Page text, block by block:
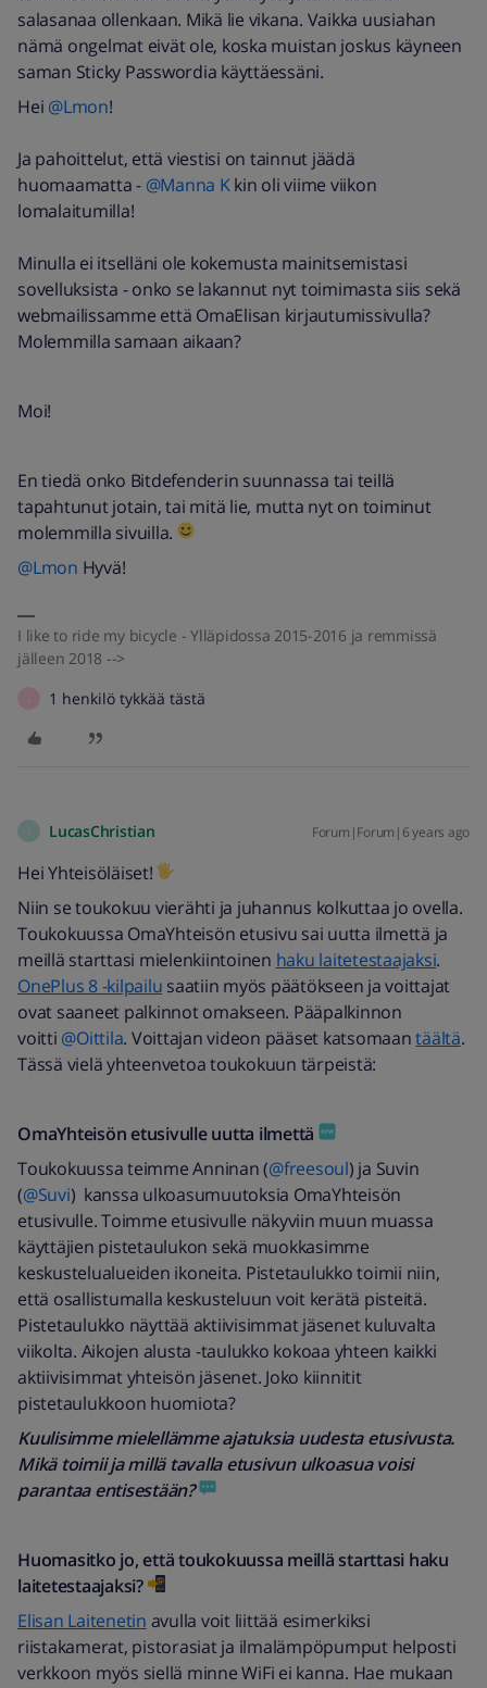
salasanaa ollenkaan. Mikä lie vikana. Vaikka uusiahan
nämä ongelmat eivät ole, koska muistan joskus käyneen
saman Sticky Passwordia käyttäessäni.
Hei @Lmon!
Ja pahoittelut, että viestisi on tainnut jäädä
huomaamatta - @Manna Kkin oli viime viikon
lomalaitumilla!
Minulla ei itselläni ole kokemusta mainitsemistasi
sovelluksista - onko se lakannut nyt toimimasta siis sekä
webmailissamme että OmaElisan kirjautumissivulla?
Molemmilla samaan aikaan?
Moi!
En tiedä onko Bitdefenderin suunnassa tai teillä
tapahtunut jotain, tai mitä lie, mutta nyt on toiminut
molemmilla sivuilla.
@Lmon Hyvä!
I like to ride my bicycle - Ylläpidossa 2015-2016 ja remmissä
jälleen 2018 -->
1 henkilö tykkää tästä
LucasChristian Forum|Forum|6 years ago
Hei Yhteisöläiset!
Niin se toukokuu vierähti ja juhannus kolkuttaa jo ovella.
Toukokuussa OmaYhteisön etusivu sai uutta ilmettä ja
meillä starttasi mielenkiintoinen haku laitetestaajaksi.
OnePlus 8 -kilpailu saatiin myös päätökseen ja voittajat
ovat saaneet palkinnot omakseen. Pääpalkinnon
voitti @Oittila. Voittajan videon pääset katsomaantäältä.
Tässä vielä yhteenvetoa toukokuun tärpeistä:
OmaYhteisön etusivulle uutta ilmettä
Toukokuussa teimme Anninan (@freesoul) ja Suvin
(@Suvi) kanssa ulkoasumuutoksia OmaYhteisön
etusivulle. Toimme etusivulle näkyviin muun muassa
käyttäjien pistetaulukon sekä muokkasimme
keskustelualueiden ikoneita. Pistetaulukko toimii niin,
että osallistumalla keskusteluun voit kerätä pisteitä.
Pistetaulukko näyttää aktiivisimmat jäsenet kuluvalta
viikolta. Aikojen alusta -taulukko kokoaa yhteen kaikki
aktiivisimmat yhteisön jäsenet. Joko kiinnitit
pistetaulukkoon huomiota?
Kuulisimme mielellämme ajatuksia uudesta etusivusta.
Mikä toimii ja millä tavalla etusivun ulkoasua voisi
parantaa entisestään?
Huomasitko jo, että toukokuussa meillä starttasi haku
laitetestaajaksi?
Elisan Laitenetin avulla voit liittää esimerkiksi
riistakamerat, pistorasiat ja ilmalämpöpumput helposti
verkkoon myös siellä minne WiFi ei kanna. Hae mukaan